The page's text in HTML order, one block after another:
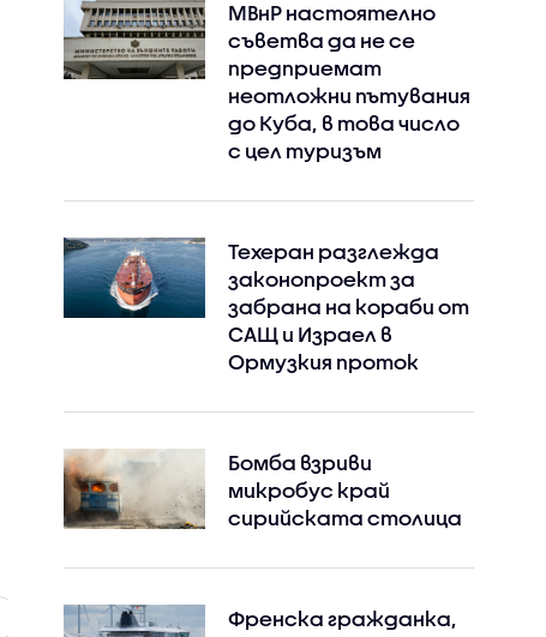
Instagram Facebook
МВнР настоятелно
съветва да не се
предприемат
неотложни пътувания
до Куба, в това число
с цел туризъм
Техеран разглежда
законопроект за
забрана на кораби от
САЩ и Израел в
Ормузкия проток
Бомба взриви
микробус край
сирийската столица
Френска гражданка,